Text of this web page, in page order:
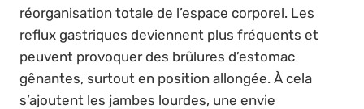
réorganisation totale de l’espace corporel. Les
reflux gastriques deviennent plus fréquents et
peuvent provoquer des brûlures d’estomac
gênantes, surtout en position allongée. À cela
s’ajoutent les jambes lourdes, une envie